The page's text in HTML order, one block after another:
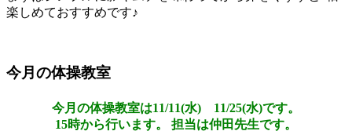
楽しめておすすめです♪
今月の体操教室
今月の体操教室は11/11(水) 11/25(水)です。
15時から行います。 担当は仲田先生です。